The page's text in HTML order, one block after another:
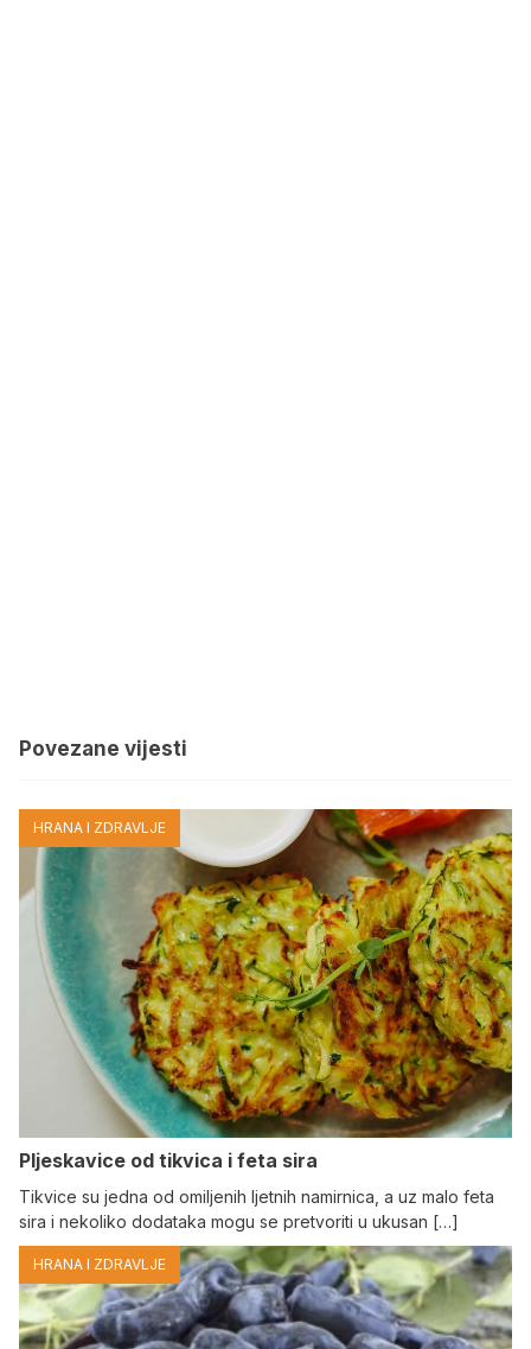
Povezane vijesti
HRANA I ZDRAVLJE
Pljeskavice od tikvica i feta sira
Tikvice su jedna od omiljenih ljetnih namirnica, a uz malo feta
sira i nekoliko dodataka mogu se pretvoriti u ukusan […]
HRANA I ZDRAVLJE